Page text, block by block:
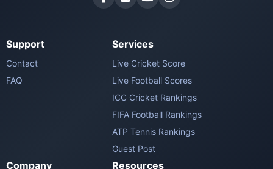
Support
Contact
FAQ
Services
Live Cricket Score
Live Football Scores
ICC Cricket Rankings
FIFA Football Rankings
ATP Tennis Rankings
Guest Post
Company Resources